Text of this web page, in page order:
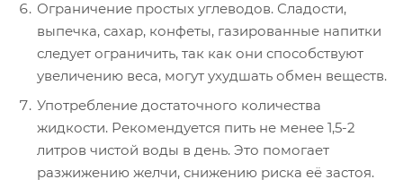
Ограничение простых углеводов. Сладости,
выпечка, сахар, конфеты, газированные напитки
следует ограничить, так как они способствуют
увеличению веса, могут ухудшать обмен веществ.
Употребление достаточного количества
жидкости. Рекомендуется пить не менее 1,5-2
литров чистой воды в день. Это помогает
разжижению желчи, снижению риска её застоя.